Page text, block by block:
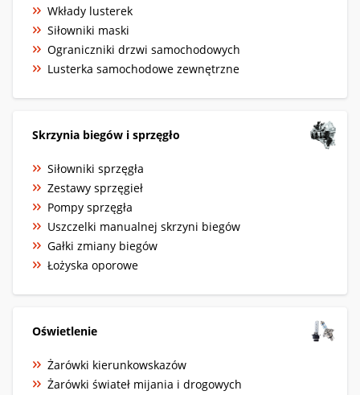
Wkłady lusterek
Siłowniki maski
Ograniczniki drzwi samochodowych
Lusterka samochodowe zewnętrzne
Skrzynia biegów i sprzęgło
Siłowniki sprzęgła
Zestawy sprzęgieł
Pompy sprzęgła
Uszczelki manualnej skrzyni biegów
Gałki zmiany biegów
Łożyska oporowe
Oświetlenie
Żarówki kierunkowskazów
Żarówki świateł mijania i drogowych